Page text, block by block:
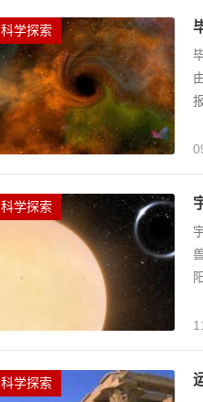
科学探索
科学探索
科学探索